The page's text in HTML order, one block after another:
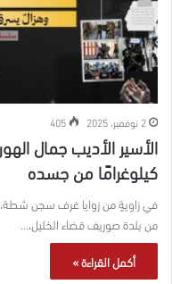
2 نوفمبر، 2025 405
كيلوغرامًا من جسده
من بلدة صوريف قضاء الخليل،…
أكمل القراءة »